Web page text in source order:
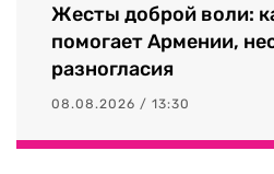
Жесты доброй воли:
помогает Армении,
разногласия
08.08.2026 / 13:30